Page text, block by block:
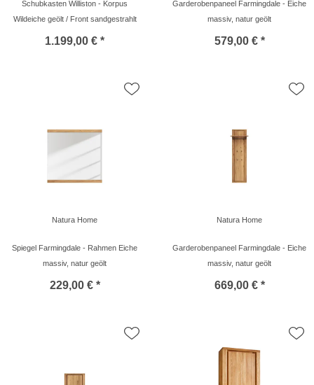
Schubkasten Williston - Korpus
Wildeiche geölt / Front sandgestrahlt
1.199,00 € *
Garderobenpaneel Farmingdale - Eiche
massiv, natur geölt
579,00 € *
Natura Home
Spiegel Farmingdale - Rahmen Eiche
massiv, natur geölt
229,00 € *
Natura Home
Garderobenpaneel Farmingdale - Eiche
massiv, natur geölt
669,00 € *